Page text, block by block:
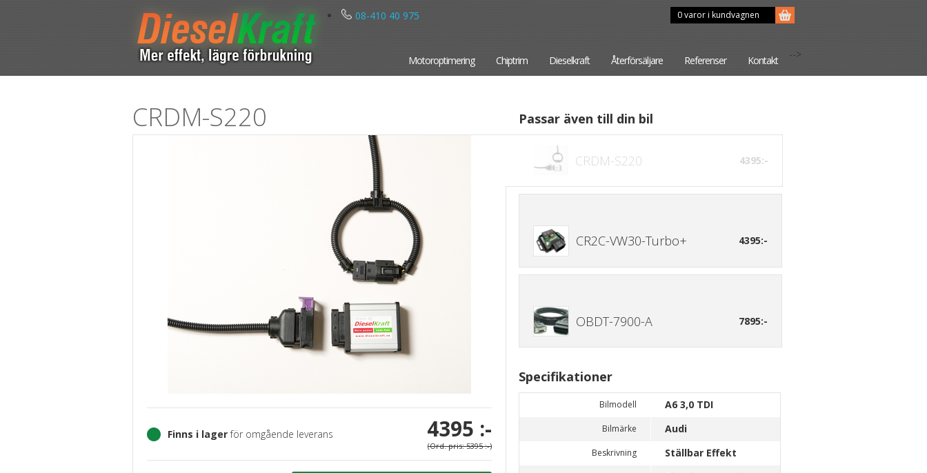
08-410 40 975
Motoroptimering -->
Chiptrim Dieselkraft Återförsäljare Referenser Kontakt
0 varor i kundvagnen
CRDM-S220
Finns i lagerför omgående leverans 4395 :-
(Ord. pris: 5395 :-)
Passar även till din bil
CRDM-S220 4395:-
CR2C-VW30-Turbo+ 4395:-
OBDT-7900-A 7895:-
Specifikationer
Bilmodell A6 3,0 TDI
Bilmärke Audi
Beskrivning Ställbar Effekt